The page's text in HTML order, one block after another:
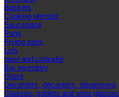
Baskets
Cooking utensils
Saucepans
Pans
Frying pans
Lids
bowl and colander
Bar inventory
Glass
Decanters, decanters, dispensers
Glasses, goblets and wine glasses